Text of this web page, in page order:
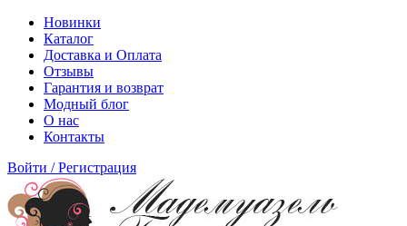
Новинки
Каталог
Доставка и Оплата
Отзывы
Гарантия и возврат
Модный блог
О нас
Контакты
Войти /Регистрация